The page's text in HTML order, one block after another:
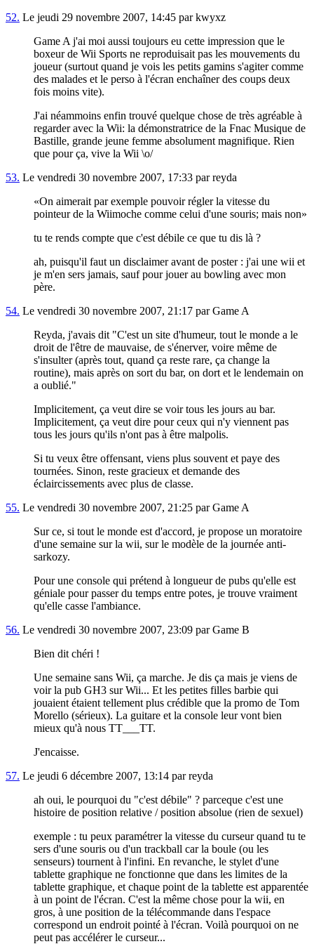
52. Le jeudi 29 novembre 2007, 14:45 par kwyxz
Game A j'ai moi aussi toujours eu cette impression que le
boxeur de Wii Sports ne reproduisait pas les mouvements du
joueur (surtout quand je vois les petits gamins s'agiter comme
des malades et le perso à l'écran enchaîner des coups deux
fois moins vite).
J'ai néammoins enfin trouvé quelque chose de très agréable à
regarder avec la Wii: la démonstratrice de la Fnac Musique de
Bastille, grande jeune femme absolument magnifique. Rien
que pour ça, vive la Wii \o/
53. Le vendredi 30 novembre 2007, 17:33 par reyda
On aimerait par exemple pouvoir régler la vitesse du
pointeur de la Wiimoche comme celui d'une souris; mais non
tu te rends compte que c'est débile ce que tu dis là ?
ah, puisqu'il faut un disclaimer avant de poster : j'ai une wii et
je m'en sers jamais, sauf pour jouer au bowling avec mon
père.
54. Le vendredi 30 novembre 2007, 21:17 par Game A
Reyda, j'avais dit "C'est un site d'humeur, tout le monde a le
droit de l'être de mauvaise, de s'énerver, voire même de
s'insulter (après tout, quand ça reste rare, ça change la
routine), mais après on sort du bar, on dort et le lendemain on
a oublié."
Implicitement, ça veut dire se voir tous les jours au bar.
Implicitement, ça veut dire pour ceux qui n'y viennent pas
tous les jours qu'ils n'ont pas à être malpolis.
Si tu veux être offensant, viens plus souvent et paye des
tournées. Sinon, reste gracieux et demande des
éclaircissements avec plus de classe.
55. Le vendredi 30 novembre 2007, 21:25 par Game A
Sur ce, si tout le monde est d'accord, je propose un moratoire
d'une semaine sur la wii, sur le modèle de la journée anti-
sarkozy.
Pour une console qui prétend à longueur de pubs qu'elle est
géniale pour passer du temps entre potes, je trouve vraiment
qu'elle casse l'ambiance.
56. Le vendredi 30 novembre 2007, 23:09 par Game B
Bien dit chéri !
Une semaine sans Wii, ça marche. Je dis ça mais je viens de
voir la pub GH3 sur Wii... Et les petites filles barbie qui
jouaient étaient tellement plus crédible que la promo de Tom
Morello (sérieux). La guitare et la console leur vont bien
mieux qu'à nous TT___TT.
J'encaisse.
57. Le jeudi 6 décembre 2007, 13:14 par reyda
ah oui, le pourquoi du "c'est débile" ? parceque c'est une
histoire de position relative / position absolue (rien de sexuel)
exemple : tu peux paramétrer la vitesse du curseur quand tu te
sers d'une souris ou d'un trackball car la boule (ou les
senseurs) tournent à l'infini. En revanche, le stylet d'une
tablette graphique ne fonctionne que dans les limites de la
tablette graphique, et chaque point de la tablette est apparentée
à un point de l'écran. C'est la même chose pour la wii, en
gros, à une position de la télécommande dans l'espace
correspond un endroit pointé à l'écran. Voilà pourquoi on ne
peut pas accélérer le curseur...